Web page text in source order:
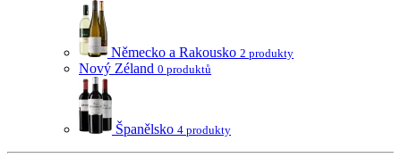
Německo a Rakousko 2 produkty
Nový Zéland 0 produktů
Španělsko 4 produkty